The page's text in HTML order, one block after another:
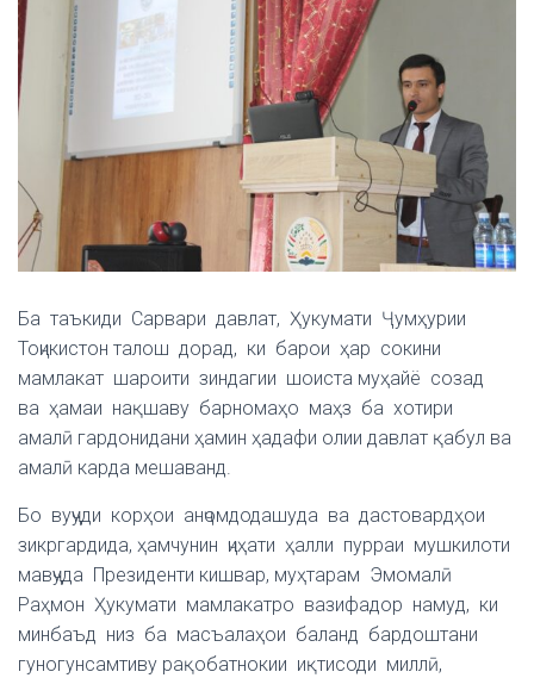
Ба таъкиди Сарвари давлат, Ҳукумати Ҷумҳурии
Тоҷикистон талош дорад, ки барои ҳар сокини
мамлакат шароити зиндагии шоиста муҳайё созад
ва ҳамаи нақшаву барномаҳо маҳз ба хотири
амалӣ гардонидани ҳамин ҳадафи олии давлат қабул ва
амалӣ карда мешаванд.
Бо вуҷуди корҳои анҷомдодашуда ва дастовардҳои
зикргардида, ҳамчунин ҷиҳати ҳалли пурраи мушкилоти
мавҷуда Президенти кишвар, муҳтарам Эмомалӣ
Раҳмон Ҳукумати мамлакатро вазифадор намуд, ки
минбаъд низ ба масъалаҳои баланд бардоштани
гуногунсамтиву рақобатнокии иқтисоди миллӣ,